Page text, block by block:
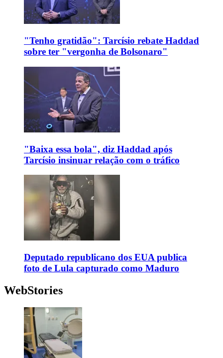
"Tenho gratidão": Tarcísio rebate Haddad
sobre ter "vergonha de Bolsonaro"
"Baixa essa bola", diz Haddad após
Tarcísio insinuar relação com o tráfico
Deputado republicano dos EUA publica
foto de Lula capturado como Maduro
WebStories